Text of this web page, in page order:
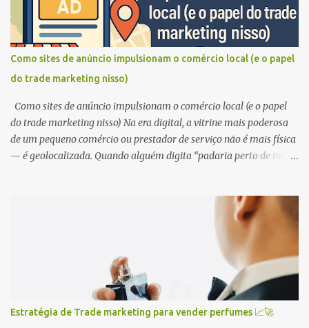
produto . 💖 Pense em todas as vezes que você viu um anúncio na
TV, ouviu um jingle no rádio ou se deparou com um outdoor
chamativo. Isso é Marketing em ação! 🎬 Exemplos de ações de
Marketing: Publicidade online e offline: anúncios em redes sociais,
Google, TV, rádio, revistas, etc. 📢 Criação de conteúdo: blogs,
vídeos, ebooks, infográficos, etc. 💡 Relações ...
Como sites de anúncio impulsionam o comércio local (e o papel
do trade marketing nisso)
Como sites de anúncio impulsionam o comércio local (e o papel
do trade marketing nisso) Na era digital, a vitrine mais poderosa
de um pequeno comércio ou prestador de serviço não é mais física
— é geolocalizada. Quando alguém digita “padaria perto de mim”
mudam tudo. A geolocalização como ativo estratégico Estar
presente em plataformas que utilizam dados de localização não é
mais um diferencial — é o mínimo. Ferramentas como Google
Meu Negócio, sites de classificados locais e aplicativos de serviços
fazem parte do novo mapa digital de descoberta. Comércio físico
vs. prestador autônomo 🏪 Comércio de bairro precisa ser
encontrado por quem está a poucos quarteirões. O impacto é
direto no fluxo da loja. 🧰 Prestadores de serviço autônomos
Estratégia de Trade marketing para vender perfumes 📈🚀